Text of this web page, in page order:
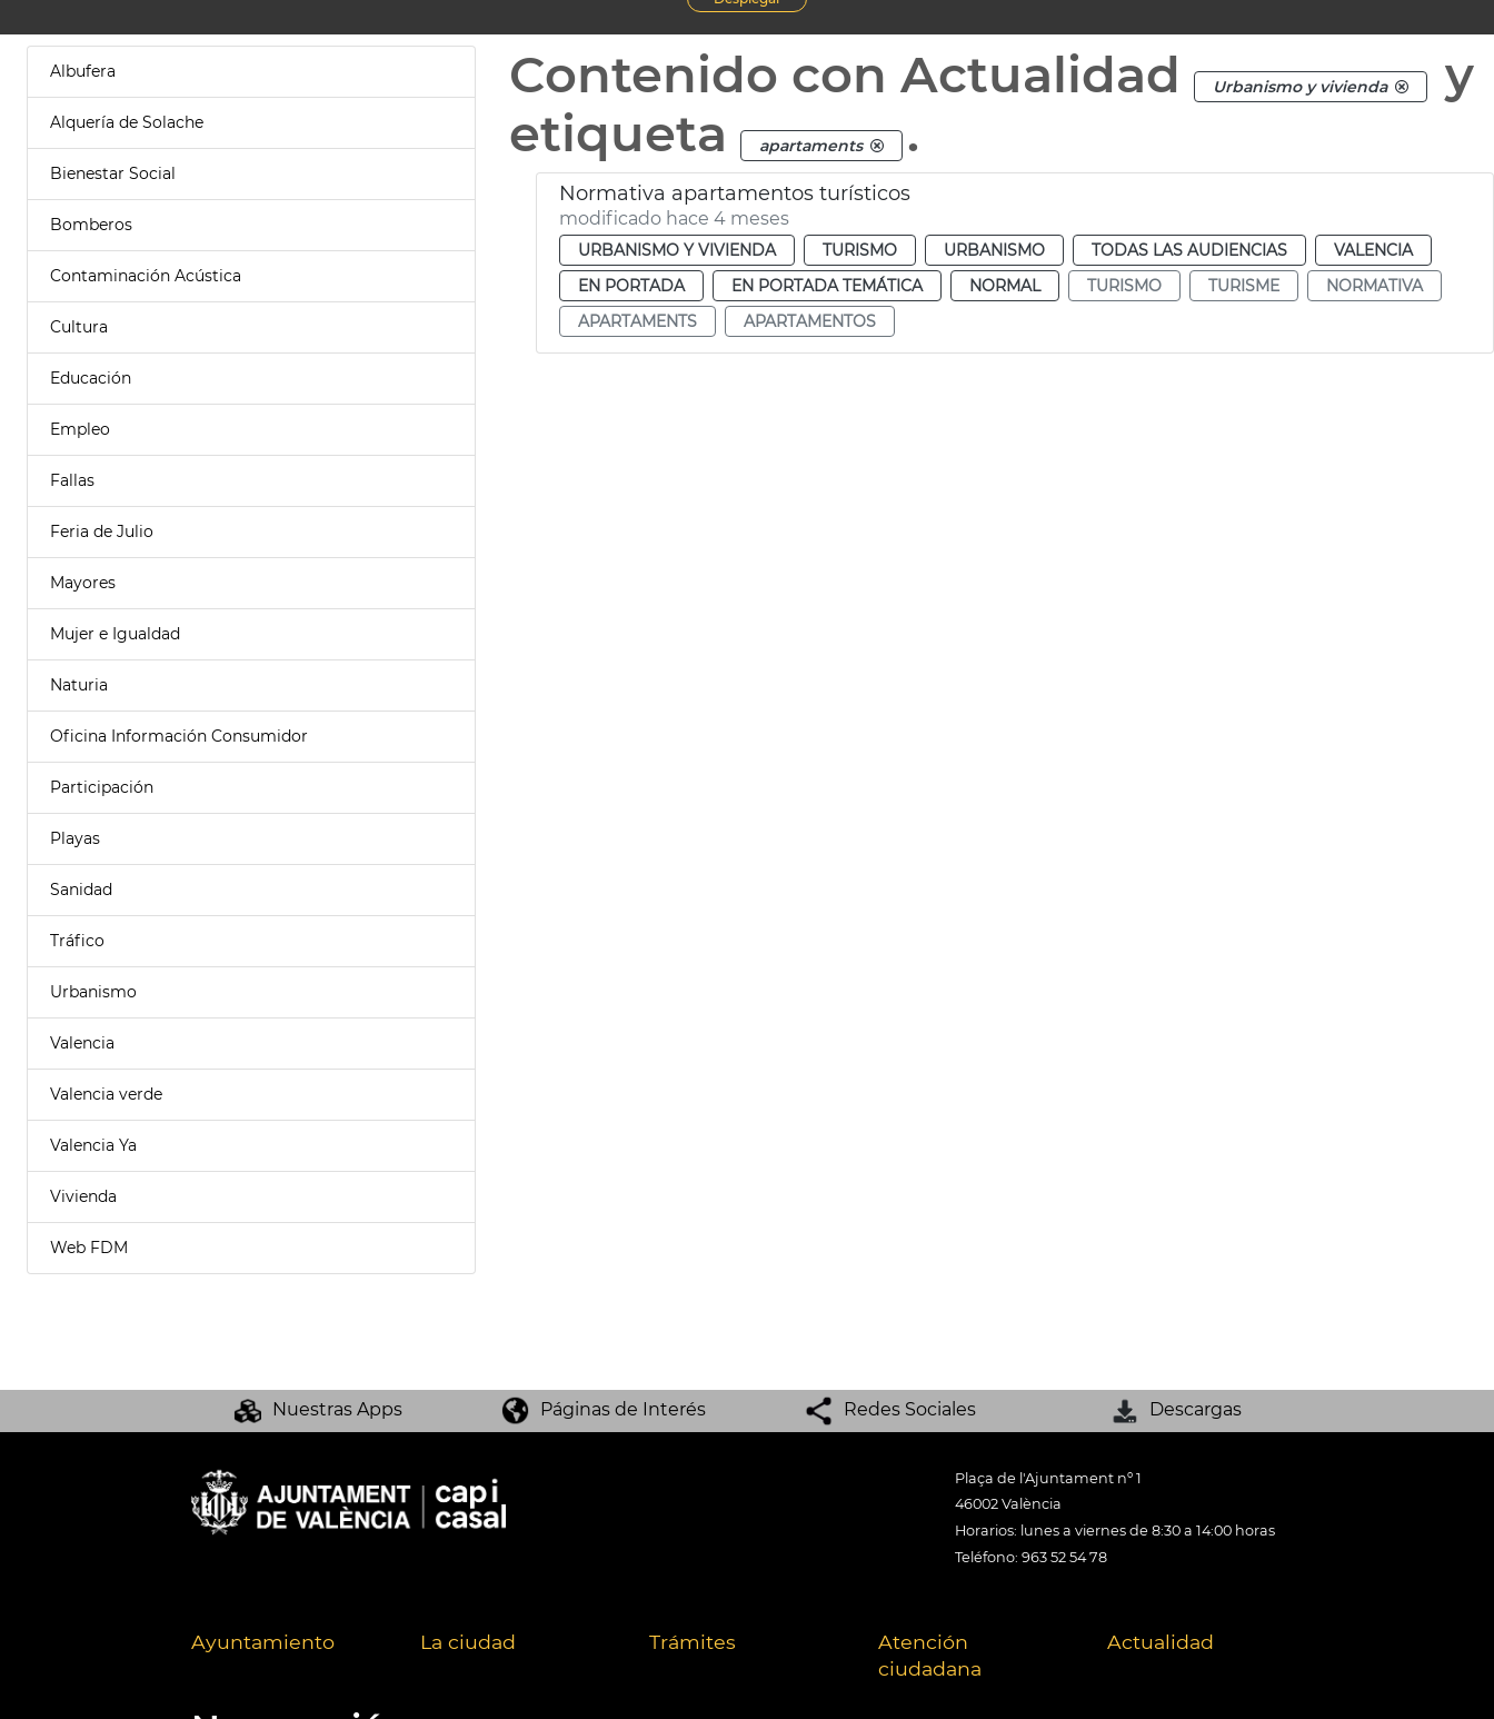
Albufera
Alquería de Solache
Bienestar Social
Bomberos
Contaminación Acústica
Cultura
Educación
Empleo
Fallas
Feria de Julio
Mayores
Mujer e Igualdad
Naturia
Oficina Información Consumidor
Participación
Playas
Sanidad
Tráfico
Urbanismo
Valencia
Valencia verde
Valencia Ya
Vivienda
Web FDM
Contenido con Actualidad Urbanismo y vivienda
y
etiqueta
apartaments .
Normativa apartamentos turísticos
modificado hace 4 meses
URBANISMO Y VIVIENDA TURISMO URBANISMO TODAS LAS AUDIENCIAS
VALENCIA
EN PORTADA
EN PORTADA TEMÁTICA NORMAL TURISMO TURISME
NORMATIVA
APARTAMENTS
APARTAMENTOS
Nuestras Apps Páginas de Interés Redes Sociales Descargas
Plaça de l'Ajuntament nº 1
46002 València
Horarios: lunes a viernes de 8:30 a 14:00 horas
Teléfono: 963 52 54 78
Ayuntamiento La ciudad Trámites
Atención
ciudadana
Actualidad